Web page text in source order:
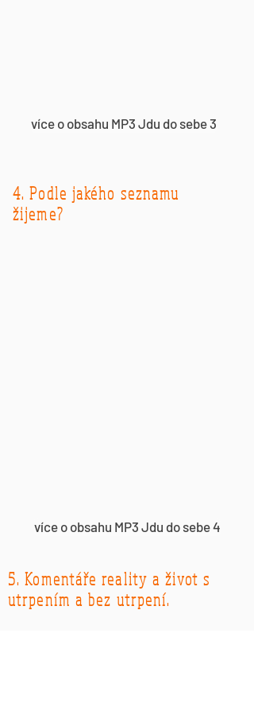
více o obsahu MP3 Jdu do sebe 3
4. Podle jakého seznamu
žijeme?
více o obsahu MP3 Jdu do sebe 4
5. Komentáře reality a život s
utrpením a bez utrpení.